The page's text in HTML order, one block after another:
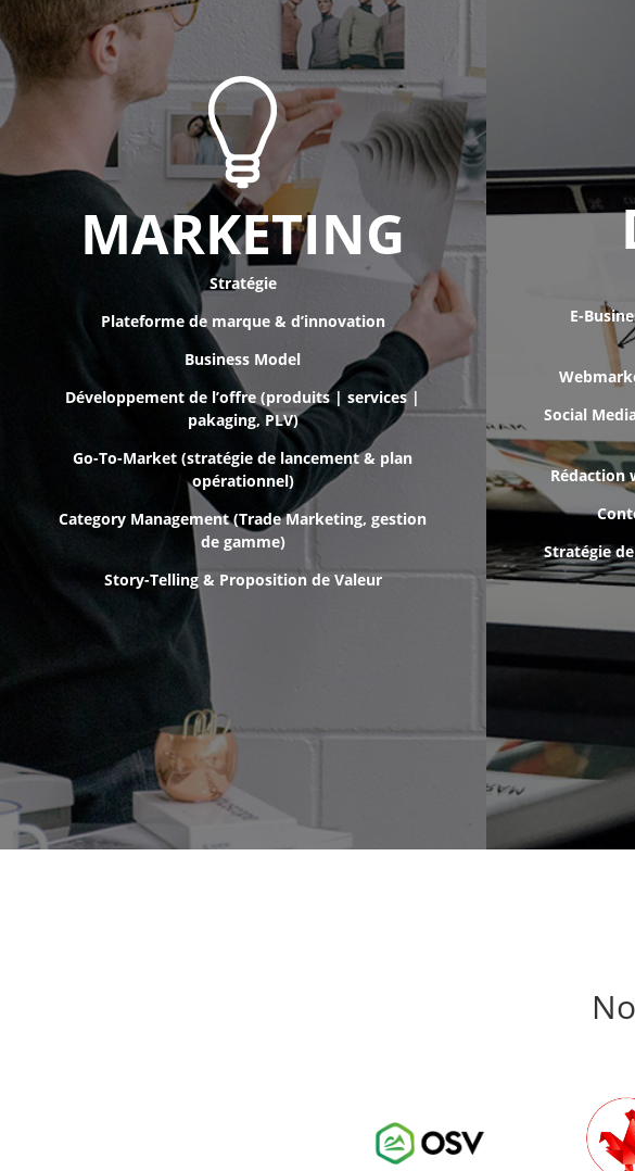
MARKETING
Stratégie
Plateforme de marque & d’innovation
Business Model
Développement de l’offre (produits | services |
pakaging, PLV)
Go-To-Market (stratégie de lancement & plan
opérationnel)
Category Management (Trade Marketing, gestion
de gamme)
Story-Telling & Proposition de Valeur
E-
Social
Rédaction
Stratégie